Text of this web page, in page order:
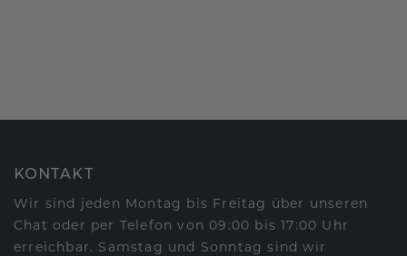
KONTAKT
Wir sind jeden Montag bis Freitag über unseren
Chat oder per Telefon von 09:00 bis 17:00 Uhr
erreichbar. Samstag und Sonntag sind wir